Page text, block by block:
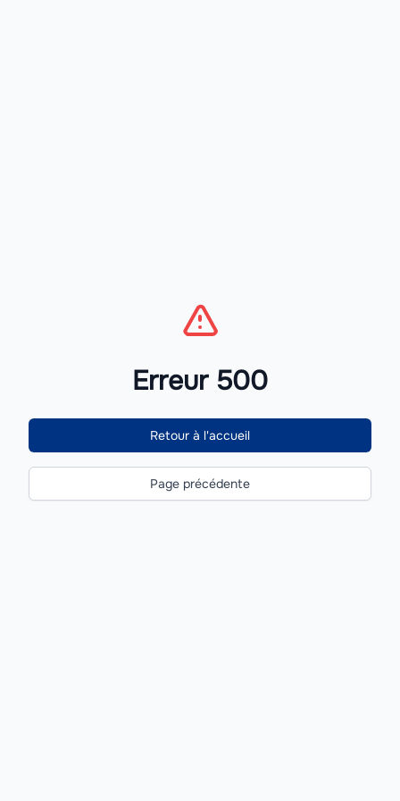
Erreur 500
Retour à l'accueil
Page précédente